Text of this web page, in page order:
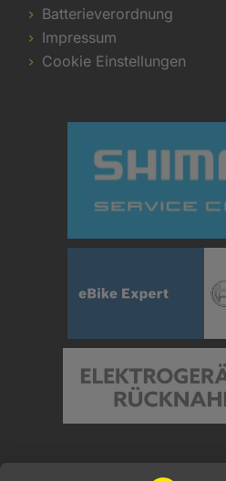
Batterieverordnung
Impressum
Cookie Einstellungen